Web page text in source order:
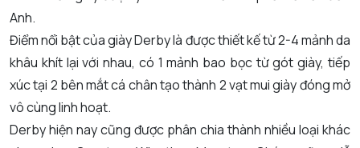
Anh.
Điểm nổi bật của giày Derby là được thiết kế từ 2-4 mảnh da
khâu khít lại với nhau, có 1 mảnh bao bọc từ gót giày, tiếp
xúc tại 2 bên mắt cá chân tạo thành 2 vạt mui giày đóng mở
vô cùng linh hoạt.
Derby hiện nay cũng được phân chia thành nhiều loại khác